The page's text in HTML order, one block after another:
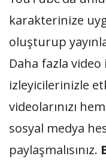
karakterinize
oluşturup
Daha fazla
izleyicilerinizle
videolarınızı
sosyal medya
paylaşmalısınız.